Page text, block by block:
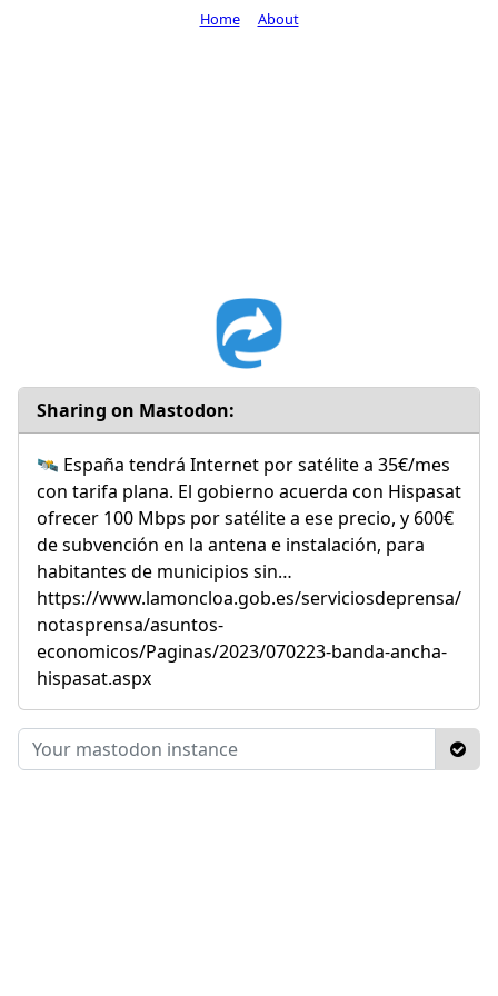
Sharing on Mastodon:
🛰️ España tendrá Internet por satélite a 35€/mes
con tarifa plana. El gobierno acuerda con Hispasat
ofrecer 100 Mbps por satélite a ese precio, y 600€
de subvención en la antena e instalación, para
habitantes de municipios sin…
https://www.lamoncloa.gob.es/serviciosdeprensa/
notasprensa/asuntos-
economicos/Paginas/2023/070223-banda-ancha-
hispasat.aspx
Home About